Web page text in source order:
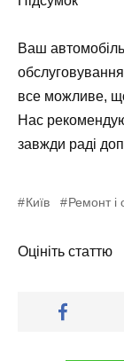
Ваш
все можливе,
Нас
завжди раді
Київ Ремонт і
Оцініть статтю